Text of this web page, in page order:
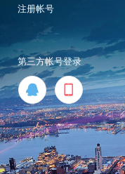
注册帐号
第三方帐号登录
 